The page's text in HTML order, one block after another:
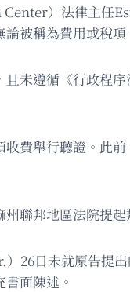
）法律主任
被稱為費用或稅
未遵循《行政程
費舉行聽證。此
聯邦地區法院提起
26日未就原告提
面陳述。